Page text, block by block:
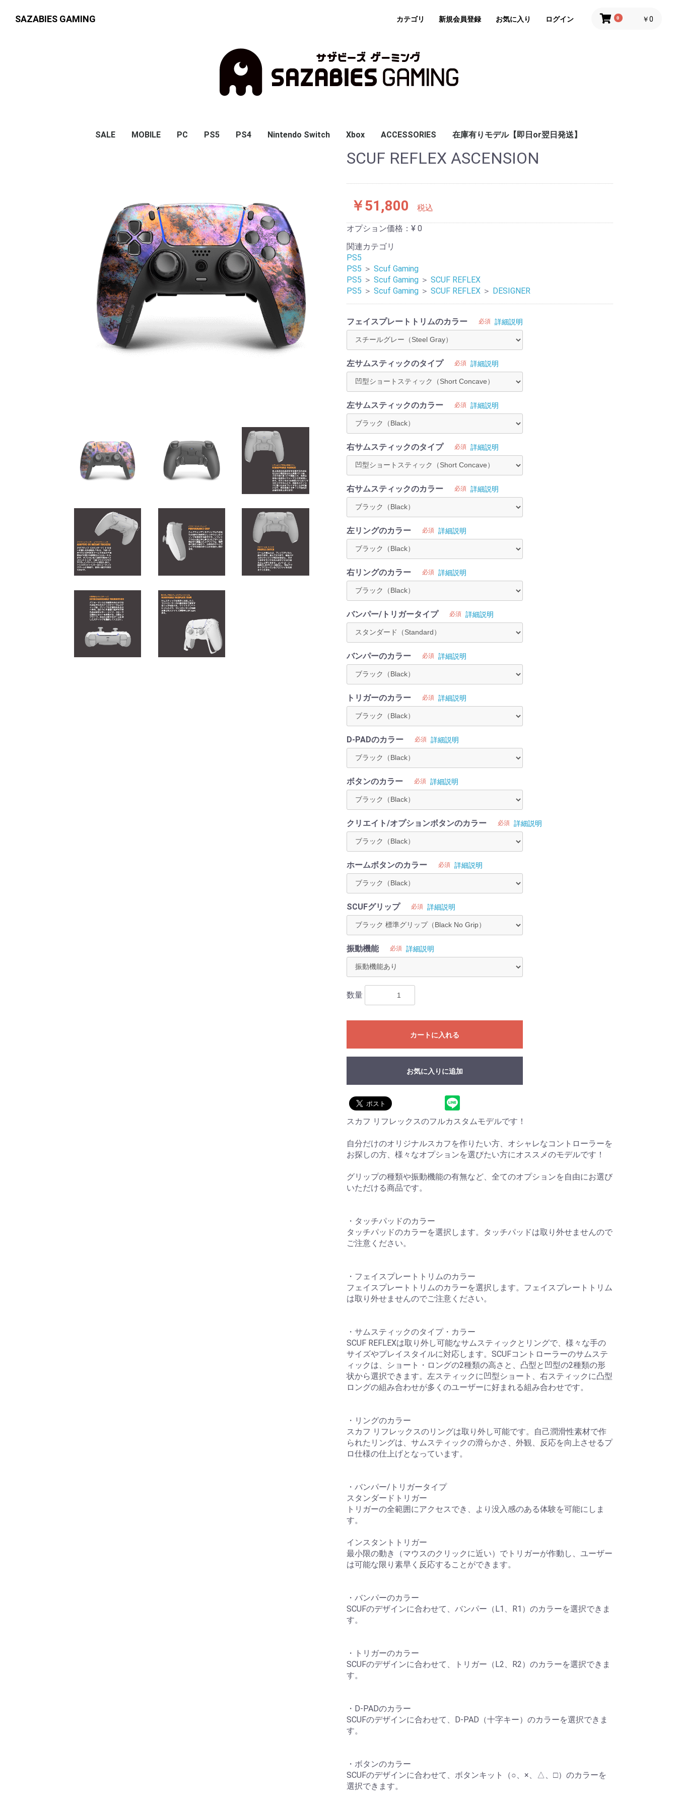
SAZABIES GAMING カテゴリ 新規会員登録 お気に入り ログイン 0 ￥0
SALE MOBILE PC
SCUF ENVISION PRO
PS5
SCUF REFLEX COLORS
DESIGNER
SCUF REFLEX PRO
SCUF REFLEX FPS
PS4 Nintendo Switch
Enhanced
Faceoff
Afterglow
Rock Candy
Xbox
SCUF INSTINCT COLORS
DESIGNS
SCUF INSTINCT PRO COLORS
DESIGNS
ACCESSORIES
MOBILE
PS5
PS4
Xbox
在庫有りモデル【即日or翌日発送】
SCUF REFLEX ASCENSION
￥51,800 税込
オプション価格：¥ 0
関連カテゴリ
PS5
PS5 ＞ Scuf Gaming
PS5 ＞ Scuf Gaming ＞ SCUF REFLEX
PS5 ＞ Scuf Gaming ＞ SCUF REFLEX ＞ DESIGNER
フェイスプレートトリムのカラー 必須 詳細説明
左サムスティックのタイプ 必須 詳細説明
左サムスティックのカラー 必須 詳細説明
右サムスティックのタイプ 必須 詳細説明
右サムスティックのカラー 必須 詳細説明
左リングのカラー 必須 詳細説明
右リングのカラー 必須 詳細説明
バンパー/トリガータイプ 必須 詳細説明
バンパーのカラー 必須 詳細説明
トリガーのカラー 必須 詳細説明
D-PADのカラー 必須 詳細説明
ボタンのカラー 必須 詳細説明
クリエイト/オプションボタンのカラー 必須 詳細説明
ホームボタンのカラー 必須 詳細説明
SCUFグリップ 必須 詳細説明
振動機能 必須 詳細説明
数量
カートに入れる
お気に入りに追加
スカフ リフレックスのフルカスタムモデルです！
自分だけのオリジナルスカフを作りたい方、オシャレなコントローラーを
お探しの方、様々なオプションを選びたい方にオススメのモデルです！
グリップの種類や振動機能の有無など、全てのオプションを自由にお選び
いただける商品です。
・タッチパッドのカラー
タッチパッドのカラーを選択します。タッチパッドは取り外せませんので
ご注意ください。
・フェイスプレートトリムのカラー
フェイスプレートトリムのカラーを選択します。フェイスプレートトリム
は取り外せませんのでご注意ください。
・サムスティックのタイプ・カラー
SCUF REFLEXは取り外し可能なサムスティックとリングで、様々な手の
サイズやプレイスタイルに対応します。SCUFコントローラーのサムステ
ィックは、ショート・ロングの2種類の高さと、凸型と凹型の2種類の形
状から選択できます。左スティックに凹型ショート、右スティックに凸型
ロングの組み合わせが多くのユーザーに好まれる組み合わせです。
・リングのカラー
スカフ リフレックスのリングは取り外し可能です。自己潤滑性素材で作
られたリングは、サムスティックの滑らかさ、外観、反応を向上させるプ
ロ仕様の仕上げとなっています。
・バンパー/トリガータイプ
スタンダードトリガー
トリガーの全範囲にアクセスでき、より没入感のある体験を可能にしま
す。
インスタントトリガー
最小限の動き（マウスのクリックに近い）でトリガーが作動し、ユーザー
は可能な限り素早く反応することができます。
・バンパーのカラー
SCUFのデザインに合わせて、バンパー（L1、R1）のカラーを選択できま
す。
・トリガーのカラー
SCUFのデザインに合わせて、トリガー（L2、R2）のカラーを選択できま
す。
・D-PADのカラー
SCUFのデザインに合わせて、D-PAD（十字キー）のカラーを選択できま
す。
・ボタンのカラー
SCUFのデザインに合わせて、ボタンキット（○、×、△、□）のカラーを
選択できます。